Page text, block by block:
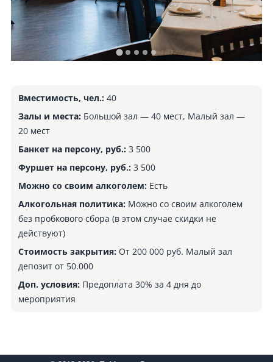
Вместимость, чел.:40
Залы и места:Большой зал — 40 мест, Малый зал —
20 мест
Банкет на персону, руб.:3 500
Фуршет на персону, руб.:3 500
Можно со своим алкоголем:Есть
Алкогольная политика:Можно со своим алкоголем
без пробкового сбора (в этом случае скидки не
действуют)
Стоимость закрытия:От 200 000 руб. Малый зал
депозит от 50.000
Доп. условия:Предоплата 30% за 4 дня до
мероприятия